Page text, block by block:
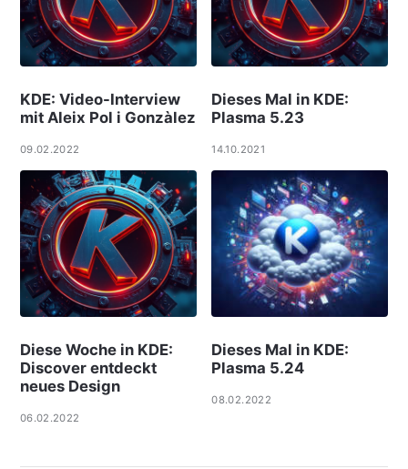
KDE: Video-Interview
mit Aleix Pol i Gonzàlez
09.02.2022
Dieses Mal in KDE:
Plasma 5.23
14.10.2021
Diese Woche in KDE:
Discover entdeckt
neues Design
06.02.2022
Dieses Mal in KDE:
Plasma 5.24
08.02.2022